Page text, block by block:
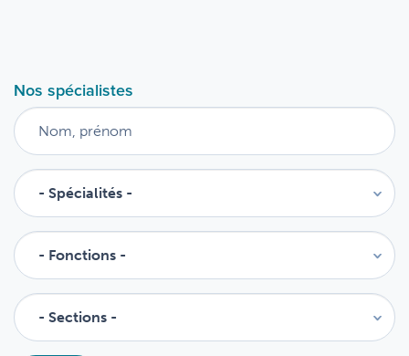
Nos spécialistes